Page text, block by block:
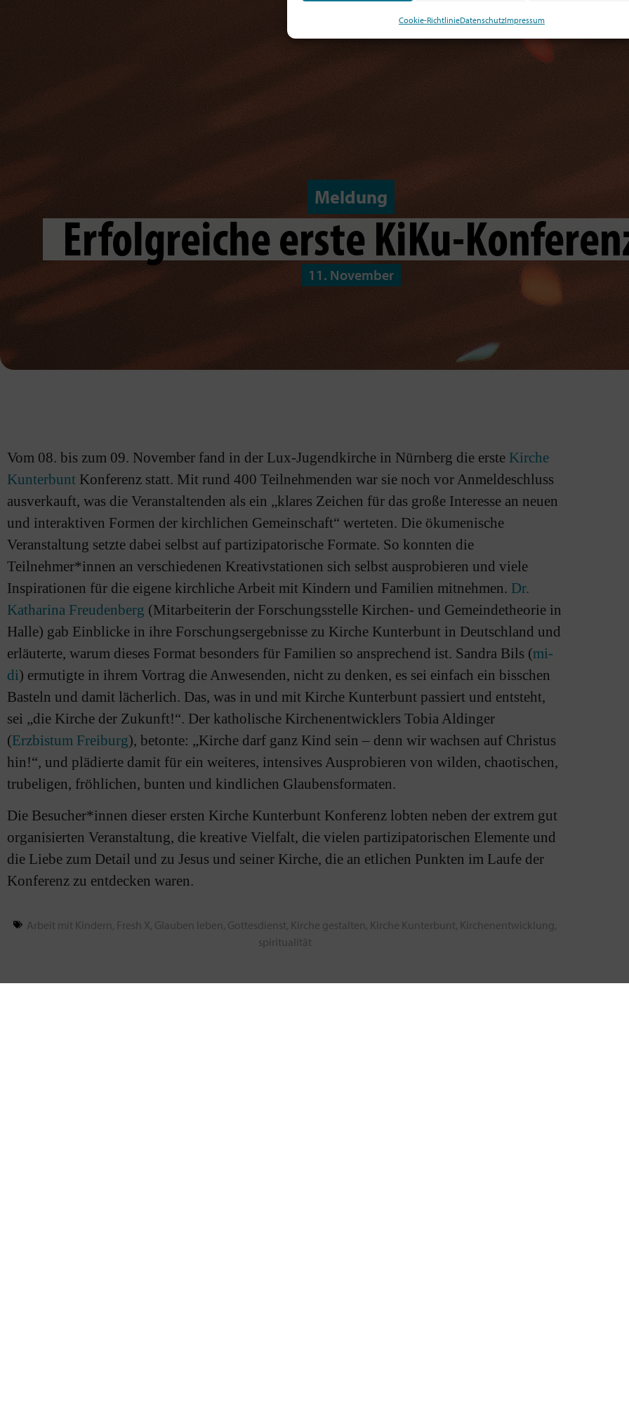
Cookie-RichtlinieDatenschutzImpressum
Meldung
Erfolgreiche erste KiKu-
11. November
Vom 08. bis zum 09. November fand in der Lux-Jugendkirche in Nürnberg die erste Kirche
Kunterbunt Konferenz statt. Mit rund 400 Teilnehmenden war sie noch vor Anmeldeschluss
ausverkauft, was die Veranstaltenden als ein „klares Zeichen für das große Interesse an neuen
und interaktiven Formen der kirchlichen Gemeinschaft“ werteten. Die ökumenische
Veranstaltung setzte dabei selbst auf partizipatorische Formate. So konnten die
Teilnehmer*innen an verschiedenen Kreativstationen sich selbst ausprobieren und viele
Inspirationen für die eigene kirchliche Arbeit mit Kindern und Familien mitnehmen. Dr.
Katharina Freudenberg (Mitarbeiterin der Forschungsstelle Kirchen- und Gemeindetheorie in
Halle) gab Einblicke in ihre Forschungsergebnisse zu Kirche Kunterbunt in Deutschland und
erläuterte, warum dieses Format besonders für Familien so ansprechend ist. Sandra Bils (mi-
di) ermutigte in ihrem Vortrag die Anwesenden, nicht zu denken, es sei einfach ein bisschen
Basteln und damit lächerlich. Das, was in und mit Kirche Kunterbunt passiert und entsteht,
sei „die Kirche der Zukunft!“. Der katholische Kirchenentwicklers Tobia Aldinger
(Erzbistum Freiburg), betonte: „Kirche darf ganz Kind sein – denn wir wachsen auf Christus
hin!“, und plädierte damit für ein weiteres, intensives Ausprobieren von wilden, chaotischen,
trubeligen, fröhlichen, bunten und kindlichen Glaubensformaten.
Die Besucher*innen dieser ersten Kirche Kunterbunt Konferenz lobten neben der extrem gut
organisierten Veranstaltung, die kreative Vielfalt, die vielen partizipatorischen Elemente und
die Liebe zum Detail und zu Jesus und seiner Kirche, die an etlichen Punkten im Laufe der
Konferenz zu entdecken waren.
Arbeit mit Kindern Fresh X Glauben leben Gottesdienst Kirche gestalten Kirche Kunterbunt Kirchenentwicklung
spiritualität